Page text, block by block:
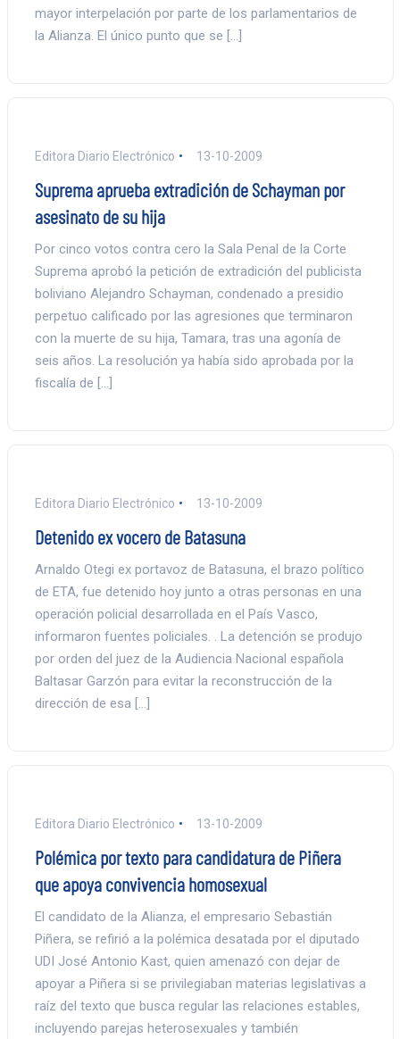
mayor interpelación por parte de los parlamentarios de
la Alianza. El único punto que se […]
Editora Diario Electrónico 13-10-2009
Suprema aprueba extradición de Schayman por
asesinato de su hija
Por cinco votos contra cero la Sala Penal de la Corte
Suprema aprobó la petición de extradición del publicista
boliviano Alejandro Schayman, condenado a presidio
perpetuo calificado por las agresiones que terminaron
con la muerte de su hija, Tamara, tras una agonía de
seis años. La resolución ya había sido aprobada por la
fiscalía de […]
Editora Diario Electrónico 13-10-2009
Detenido ex vocero de Batasuna
Arnaldo Otegi ex portavoz de Batasuna, el brazo político
de ETA, fue detenido hoy junto a otras personas en una
operación policial desarrollada en el País Vasco,
informaron fuentes policiales. . La detención se produjo
por orden del juez de la Audiencia Nacional española
Baltasar Garzón para evitar la reconstrucción de la
dirección de esa […]
Editora Diario Electrónico 13-10-2009
Polémica por texto para candidatura de Piñera
que apoya convivencia homosexual
El candidato de la Alianza, el empresario Sebastián
Piñera, se refirió a la polémica desatada por el diputado
UDI José Antonio Kast, quien amenazó con dejar de
apoyar a Piñera si se privilegiaban materias legislativas a
raíz del texto que busca regular las relaciones estables,
incluyendo parejas heterosexuales y también